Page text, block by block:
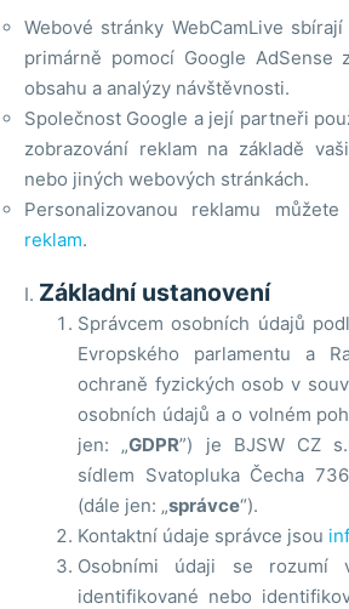
Webové stránky WebCamLive
primárně pomocí Google AdSense
obsahu a analýzy návštěvnosti.
Společnost Google a její partneři
zobrazování reklam na základě
nebo jiných webových stránkách.
Personalizovanou reklamu
reklam.
Základní ustanovení
Správcem osobních údajů
Evropského parlamentu a
ochraně fyzických osob v
osobních údajů a o volném
jen: „GDPR”) je BJSW CZ
sídlem Svatopluka Čecha
(dále jen: „správce“).
Kontaktní údaje správce jsou
Osobními údaji se rozumí
identifikované nebo